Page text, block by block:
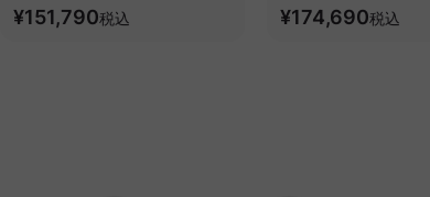
天然ブラックウォールナッ
¥151,790税込
【高級天然ツゲ材】
¥174,690税込